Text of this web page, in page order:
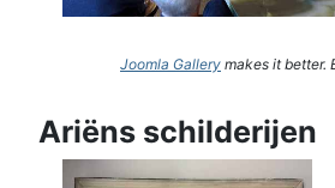
Joomla Gallery makes it better.
Ariëns schilderijen